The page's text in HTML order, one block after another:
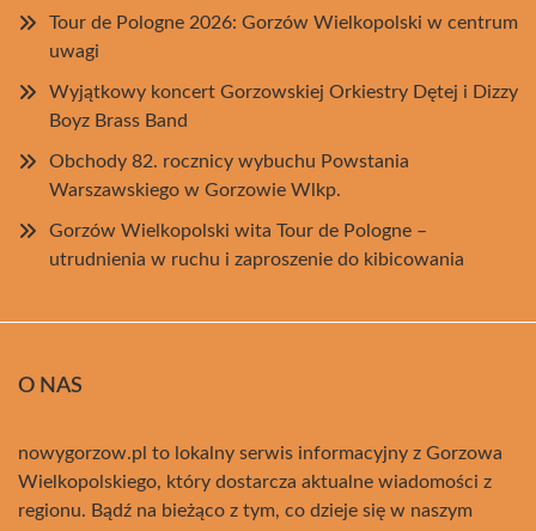
Tour de Pologne 2026: Gorzów Wielkopolski w centrum
uwagi
Wyjątkowy koncert Gorzowskiej Orkiestry Dętej i Dizzy
Boyz Brass Band
Obchody 82. rocznicy wybuchu Powstania
Warszawskiego w Gorzowie Wlkp.
Gorzów Wielkopolski wita Tour de Pologne –
utrudnienia w ruchu i zaproszenie do kibicowania
O NAS
nowygorzow.pl to lokalny serwis informacyjny z Gorzowa
Wielkopolskiego, który dostarcza aktualne wiadomości z
regionu. Bądź na bieżąco z tym, co dzieje się w naszym